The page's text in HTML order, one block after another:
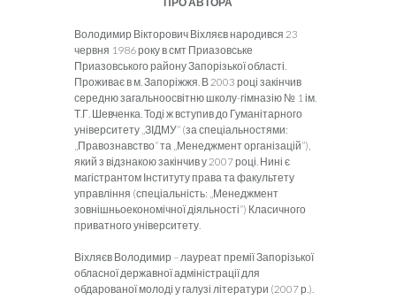
Володимир Вікторович Віхляєв народився 23
червня 1986 року в смт Приазовське
Приазовського району Запорізької області.
Проживає в м. Запоріжжя. В 2003 році закінчив
середню загальноосвітню школу-гімназію № 1 ім.
Т.Г. Шевченка. Тоді ж вступив до Гуманітарного
університету „ЗІДМУ” (за спеціальностями:
„Правознавство” та „Менеджмент організацій”),
який з відзнакою закінчив у 2007 році. Нині є
магістрантом Інституту права та факультету
управління (спеціальність: „Менеджмент
зовнішньоекономічної діяльності”) Класичного
приватного університету.
Віхляєв Володимир – лауреат премії Запорізької
обласної державної адміністрації для
обдарованої молоді у галузі літератури (2007 р.).